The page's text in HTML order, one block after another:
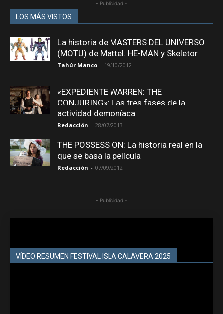
- Publicidad -
LOS MÁS VISTOS
La historia de MASTERS DEL UNIVERSO
(MOTU) de Mattel. HE-MAN y Skeletor
Tahúr Manco - 19/10/2012
«EXPEDIENTE WARREN: THE
CONJURING»: Las tres fases de la
actividad demoníaca
Redacción - 28/07/2013
THE POSSESSION: La historia real en la
que se basa la película
Redacción - 07/09/2012
- Publicidad -
VÍDEO RESUMEN FESTIVAL ISLA CALAVERA 2025